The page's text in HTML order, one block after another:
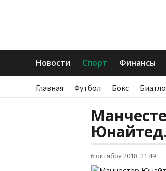
Новости Спорт Финансы
Главная Футбол Бокс
Юнайтед.
6 октября 2018, 21:49